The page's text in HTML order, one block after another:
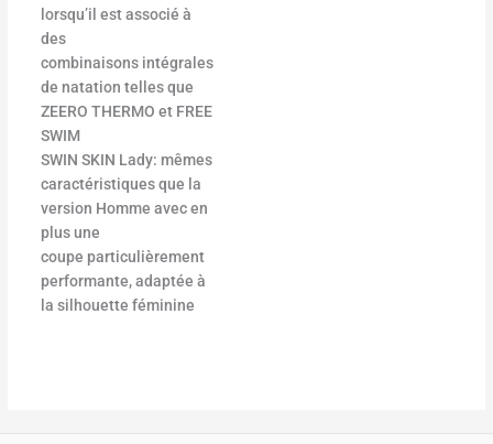
lorsqu’il est associé à
des
combinaisons intégrales
de natation telles que
ZEERO THERMO et FREE
SWIM
SWIN SKIN Lady: mêmes
caractéristiques que la
version Homme avec en
plus une
coupe particulièrement
performante, adaptée à
la silhouette féminine